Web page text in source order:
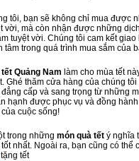
tôi, bạn sẽ không chỉ mua được
vời, mà còn nhận được những
tuyệt vời. Chúng tôi cam kết giao
tâm trong quá trình mua sắm của
Quảng Nam làm cho mùa tết
Ghé thăm cửa hàng của chúng tôi
cấp và sang trọng từ những
hạnh được phục vụ và đồng
cuộc sống!
trong những món quà tết ý nghĩa
nhất. Ngoài ra, bạn cũng có thể
tặng tết